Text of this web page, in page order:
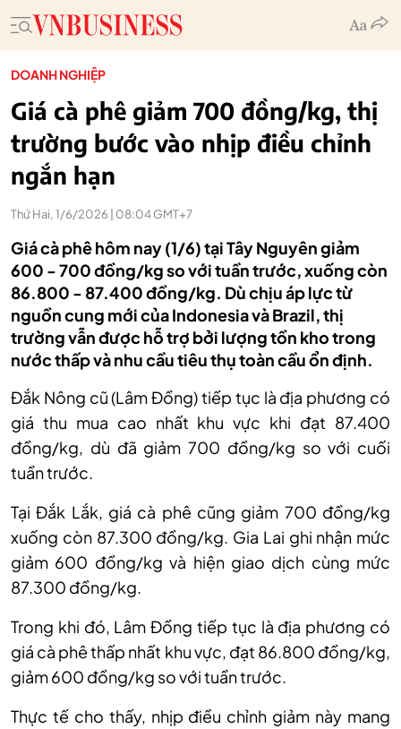
DOANH NGHIỆP
Giá cà phê giảm 700 đồng/kg, thị
trường bước vào nhịp điều chỉnh
ngắn hạn
Thứ Hai, 1/6/2026 | 08:04 GMT+7
Giá cà phê hôm nay (1/6) tại Tây Nguyên giảm
600 - 700 đồng/kg so với tuần trước, xuống còn
86.800 - 87.400 đồng/kg. Dù chịu áp lực từ
nguồn cung mới của Indonesia và Brazil, thị
trường vẫn được hỗ trợ bởi lượng tồn kho trong
nước thấp và nhu cầu tiêu thụ toàn cầu ổn định.
Đắk Nông cũ (Lâm Đồng) tiếp tục là địa phương có
giá thu mua cao nhất khu vực khi đạt 87.400
đồng/kg, dù đã giảm 700 đồng/kg so với cuối
tuần trước.
Tại Đắk Lắk, giá cà phê cũng giảm 700 đồng/kg
xuống còn 87.300 đồng/kg. Gia Lai ghi nhận mức
giảm 600 đồng/kg và hiện giao dịch cùng mức
87.300 đồng/kg.
Trong khi đó, Lâm Đồng tiếp tục là địa phương có
giá cà phê thấp nhất khu vực, đạt 86.800 đồng/kg,
giảm 600 đồng/kg so với tuần trước.
Thực tế cho thấy, nhịp điều chỉnh giảm này mang